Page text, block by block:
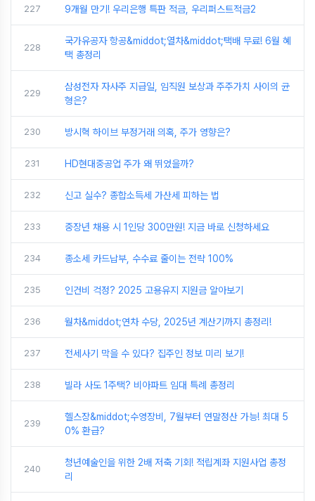
227 9개월 만기! 우리은행 특판 적금, 우리퍼스트적금2
228
국가유공자 항공&middot;열차&middot;택배 무료! 6월 혜
택 총정리
229
삼성전자 자사주 지급일, 임직원 보상과 주주가치 사이의 균
형은?
230 방시혁 하이브 부정거래 의혹, 주가 영향은?
231 HD현대중공업 주가 왜 뛰었을까?
232 신고 실수? 종합소득세 가산세 피하는 법
233 중장년 채용 시 1인당 300만원! 지금 바로 신청하세요
234 종소세 카드납부, 수수료 줄이는 전략 100%
235 인건비 걱정? 2025 고용유지 지원금 알아보기
236 월차&middot;연차 수당, 2025년 계산기까지 총정리!
237 전세사기 막을 수 있다? 집주인 정보 미리 보기!
238 빌라 사도 1주택? 비아파트 임대 특례 총정리
239
헬스장&middot;수영장비, 7월부터 연말정산 가능! 최대 5
0% 환급?
240
청년예술인을 위한 2배 저축 기회! 적립계좌 지원사업 총정
리